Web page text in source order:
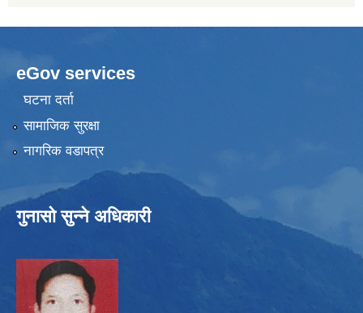
eGov services
घटना दर्ता
सामाजिक सुरक्षा
नागरिक वडापत्र
गुनासो सुन्ने अधिकारी